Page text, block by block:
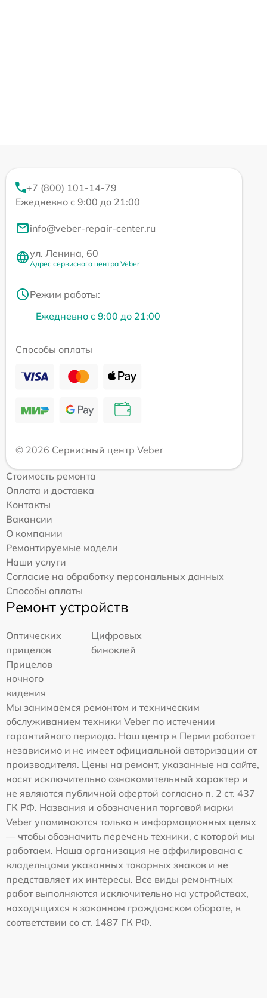
+7 (800) 101-14-79
Ежедневно с 9:00 до 21:00
info@veber-repair-center.ru
ул. Ленина, 60
Адрес сервисного центра Veber
Режим работы:
Ежедневно с 9:00 до 21:00
Способы оплаты
© 2026 Сервисный центр Veber
Стоимость ремонта
Оплата и доставка
Контакты
Вакансии
О компании
Ремонтируемые модели
Наши услуги
Согласие на обработку персональных данных
Способы оплаты
Ремонт устройств
Оптических
прицелов
Цифровых
биноклей
Прицелов
ночного
видения
Мы занимаемся ремонтом и техническим
обслуживанием техники Veber по истечении
гарантийного периода. Наш центр в Перми работает
независимо и не имеет официальной авторизации от
производителя. Цены на ремонт, указанные на сайте,
носят исключительно ознакомительный характер и
не являются публичной офертой согласно п. 2 ст. 437
ГК РФ. Названия и обозначения торговой марки
Veber упоминаются только в информационных целях
— чтобы обозначить перечень техники, с которой мы
работаем. Наша организация не аффилирована с
владельцами указанных товарных знаков и не
представляет их интересы. Все виды ремонтных
работ выполняются исключительно на устройствах,
находящихся в законном гражданском обороте, в
соответствии со ст. 1487 ГК РФ.